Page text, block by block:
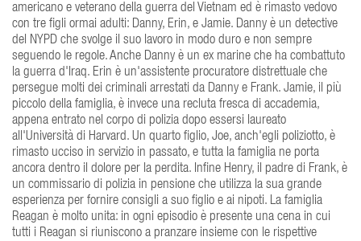
americano e veterano della guerra del Vietnam ed è rimasto vedovo
con tre figli ormai adulti: Danny, Erin, e Jamie. Danny è un detective
del NYPD che svolge il suo lavoro in modo duro e non sempre
seguendo le regole. Anche Danny è un ex marine che ha combattuto
la guerra d'Iraq. Erin è un'assistente procuratore distrettuale che
persegue molti dei criminali arrestati da Danny e Frank. Jamie, il più
piccolo della famiglia, è invece una recluta fresca di accademia,
appena entrato nel corpo di polizia dopo essersi laureato
all'Università di Harvard. Un quarto figlio, Joe, anch'egli poliziotto, è
rimasto ucciso in servizio in passato, e tutta la famiglia ne porta
ancora dentro il dolore per la perdita. Infine Henry, il padre di Frank, è
un commissario di polizia in pensione che utilizza la sua grande
esperienza per fornire consigli a suo figlio e ai nipoti. La famiglia
Reagan è molto unita: in ogni episodio è presente una cena in cui
tutti i Reagan si riuniscono a pranzare insieme con le rispettive